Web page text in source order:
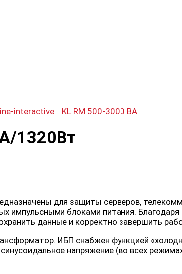
interactive KL RM 500-3000 ВА
1320Вт
для защиты серверов,
импульсными блоками питания.
данные и корректно завершить
ИБП снабжен функцией
напряжение (во всех